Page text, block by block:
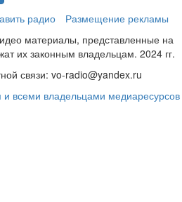
радио
Размещение рекламы
материалы, представленные на
их законным владельцам. 2024 гг.
связи: vo-radio@yandex.ru
всеми владельцами медиаресурсов